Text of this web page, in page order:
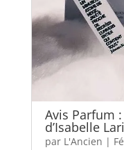
Avis Parfum
d’Isabelle
par L'Ancien |